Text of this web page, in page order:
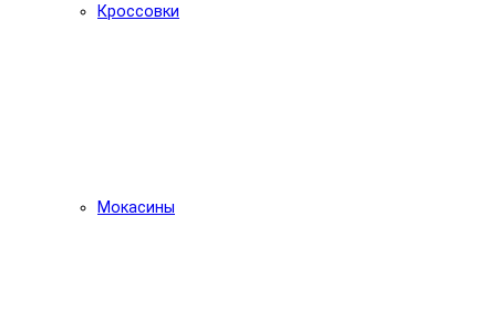
Кроссовки
Мокасины